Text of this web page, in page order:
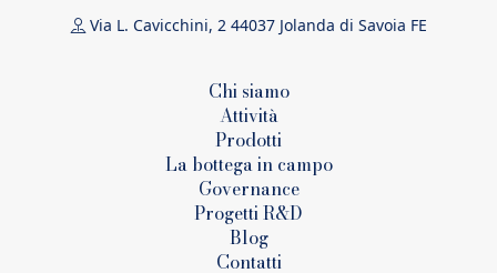
Via L. Cavicchini, 2 44037 Jolanda di Savoia FE
Chi siamo
Attività
Prodotti
La bottega in campo
Governance
Progetti R&D
Blog
Contatti